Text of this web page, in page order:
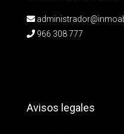
966 308 777
Avisos legales